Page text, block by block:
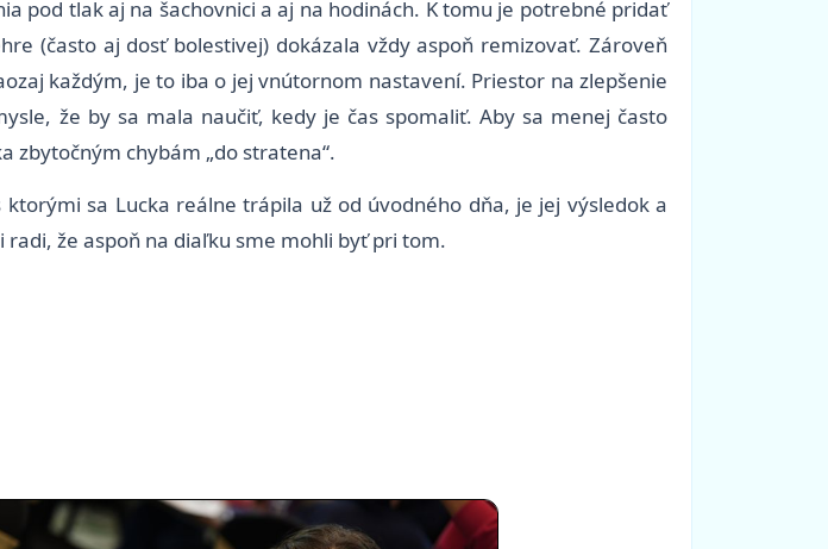
pod tlak aj na šachovnici a aj na hodinách. K tomu je potrebné pridať
(často aj dosť bolestivej) dokázala vždy aspoň remizovať. Zároveň
každým, je to iba o jej vnútornom nastavení. Priestor na zlepšenie
že by sa mala naučiť, kedy je čas spomaliť. Aby sa menej často
zbytočným chybám „do stratena“.
sa Lucka reálne trápila už od úvodného dňa, je jej výsledok a
že aspoň na diaľku sme mohli byť pri tom.